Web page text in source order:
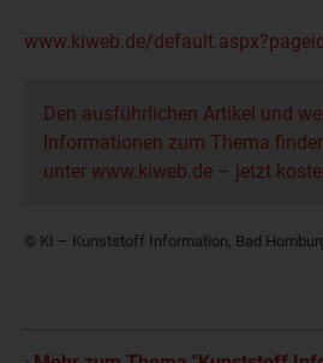
www.kiweb.de/
Den ausführlichen Artikel und
Informationen zum Thema
unter www.kiweb.de – jetzt
© KI – Kunststoff Information, Bad